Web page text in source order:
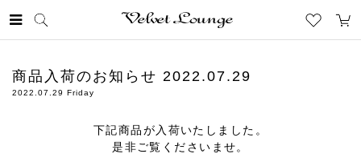
content
商品入荷のお知らせ 2022.07.29
2022.07.29 Friday
下記商品が入荷いたしました。
是非ご覧くださいませ。